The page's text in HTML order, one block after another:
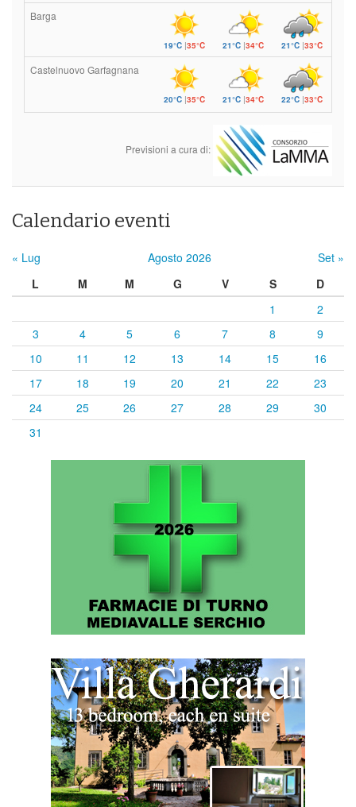
Barga
19°C |35°C 21°C |34°C 21°C |33°C
Castelnuovo Garfagnana
20°C |35°C 21°C |34°C 22°C |33°C
Previsioni a cura di:
Calendario eventi
« Lug Agosto 2026
Set »
L
M M G V S
D
1
2
3
4 5 6 7 8
9
10
11 12 13 14 15
16
17
18 19 20 21 22
23
24
25 26 27 28 29
30
31